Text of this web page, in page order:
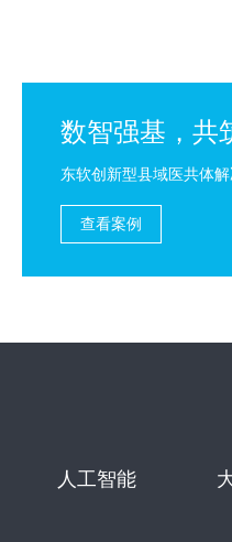
数智强基，共
东软创新型县域医共体
查看案例
人工智能